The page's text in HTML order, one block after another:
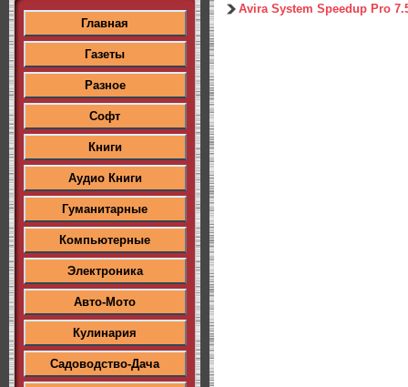
Главная
Газеты
Разное
Софт
Книги
Аудио Книги
Гуманитарные
Компьютерные
Электроника
Авто-Мото
Кулинария
Садоводство-Дача
Avira System Speedup Pro